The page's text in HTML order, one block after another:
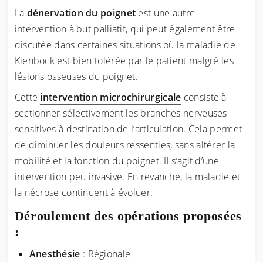
La dénervation du poignet est une autre
intervention à but palliatif, qui peut également être
discutée dans certaines situations où la maladie de
Kienböck est bien tolérée par le patient malgré les
lésions osseuses du poignet.
Cette intervention microchirurgicale consiste à
sectionner sélectivement les branches nerveuses
sensitives à destination de l’articulation. Cela permet
de diminuer les douleurs ressenties, sans altérer la
mobilité et la fonction du poignet. Il s’agit d’une
intervention peu invasive. En revanche, la maladie et
la nécrose continuent à évoluer.
Déroulement des opérations proposées
:
Anesthésie : Régionale